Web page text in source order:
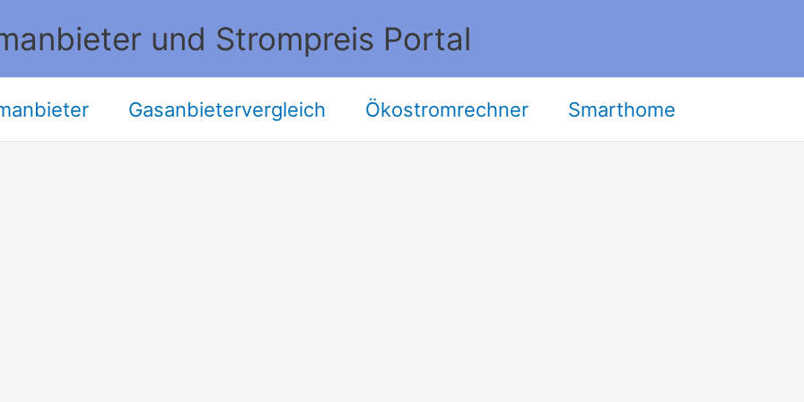
und Strompreis Portal
Gasanbietervergleich Ökostromrechner Smarthome